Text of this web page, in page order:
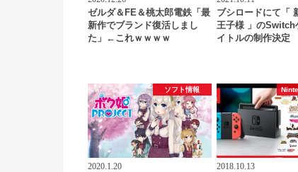
ゼルダ＆FE＆桃太郎電鉄「最
新作でブランド復活しまし
た」←これｗｗｗｗ
ブシロードにて「
王子様 」のSwitch
イトルの制作決定
ソフト情報
2020.1.20
2018.10.13